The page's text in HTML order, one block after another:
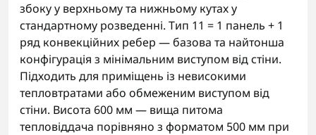
збоку у верхньому та нижньому кутах у
стандартному розведенні. Тип 11 = 1 панель + 1
ряд конвекційних ребер — базова та найтонша
конфігурація з мінімальним виступом від стіни.
Підходить для приміщень із невисокими
тепловтратами або обмеженим виступом від
стіни. Висота 600 мм — вища питома
тепловіддача порівняно з форматом 500 мм при